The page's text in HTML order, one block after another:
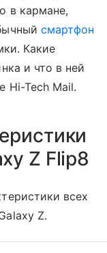
в кармане,
смартфон
Какие
и что в ней
Hi-Tech Mail.
Z Flip8
всех
Z.